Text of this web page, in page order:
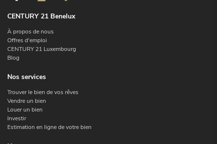
CENTURY 21 Benelux
À propos de nous
Offres d'emploi
CENTURY 21 Luxembourg
Blog
Nos services
Trouver le bien de vos rêves
Vendre un bien
Louer un bien
Investir
Estimation en ligne de votre bien